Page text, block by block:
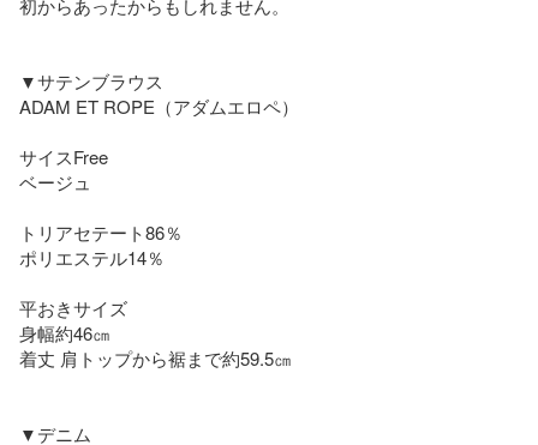
▼サテンブラウス
ADAM ET ROPE（アダムエロペ）
サイスFree
ベージュ
トリアセテート86％
ポリエステル14％
平おきサイズ
身幅約46㎝
着丈 肩トップから裾まで約59.5㎝
▼デニム